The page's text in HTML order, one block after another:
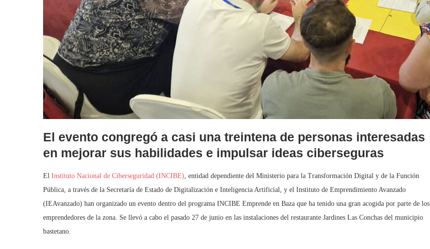
El evento congregó a casi una treintena de personas interesadas
en mejorar sus habilidades e impulsar ideas ciberseguras
El Instituto Nacional de Ciberseguridad (INCIBE) , entidad dependiente del Ministerio para la Transformación Digital y de la Función
Pública, a través de la Secretaría de Estado de Digitalización e Inteligencia Artificial, y el Instituto de Emprendimiento Avanzado
(IEAvanzado) han organizado un evento dentro del programa INCIBE Emprende en Baza que ha tenido una gran acogida por parte de los
emprendedores de la zona. Se llevó a cabo el pasado 27 de junio en las instalaciones del restaurante Jardines Las Conchas del municipio
bastetano.